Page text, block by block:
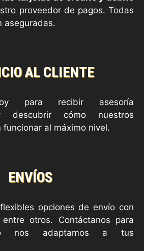
proveedor de pagos. Todas
aseguradas.
AL CLIENTE
para recibir asesoría
descubrir cómo nuestros
al máximo nivel.
ENVÍOS
opciones de envío con
otros. Contáctanos para
nos adaptamos a tus